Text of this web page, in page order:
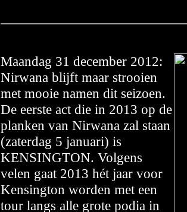
Maandag 31 december 2012:
Nirwana blijft maar strooien
met mooie namen dit seizoen.
De eerste act die in 2013 op de
planken van Nirwana zal staan
(zaterdag 5 januari) is
KENSINGTON. Volgens
velen gaat 2013 hét jaar voor
Kensington worden met een
tour langs alle grote podia in